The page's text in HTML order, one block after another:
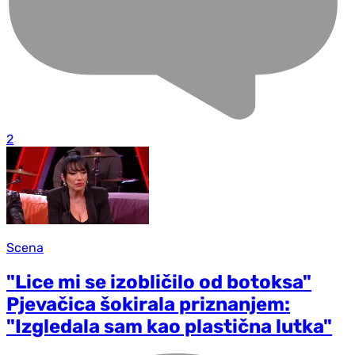
2
Scena
"Lice mi se izobličilo od botoksa"
Pjevačica šokirala priznanjem:
"Izgledala sam kao plastična lutka"